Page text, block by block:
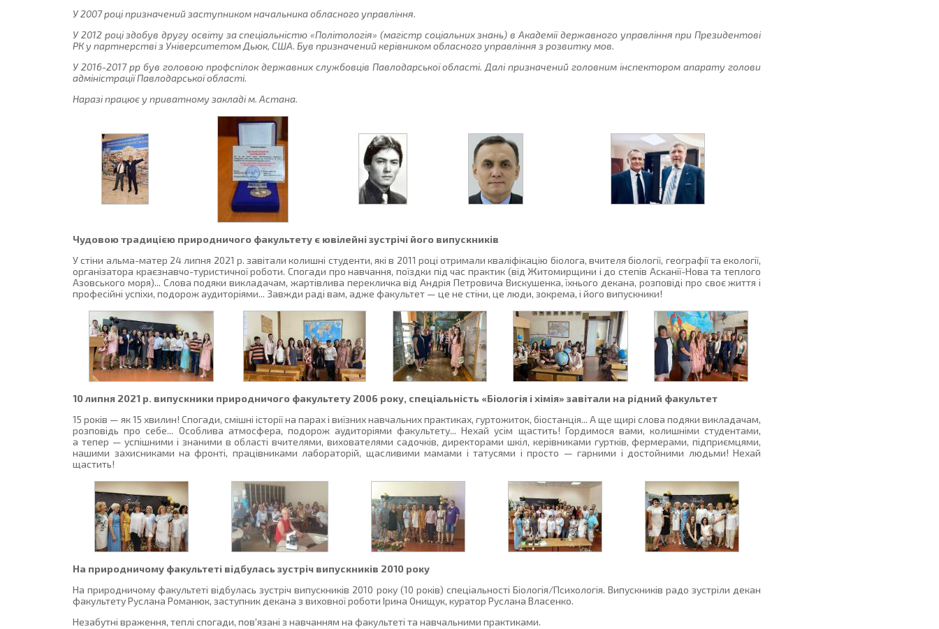
У 2007 році призначений заступником начальника обласного управління.
У 2012 році здобув другу освіту за спеціальністю «Політологія» (магістр соціальних знань) в Академії державного управління при Президентові
РК у партнерстві з Університетом Дьюк, США. Був призначений керівником обласного управління з розвитку мов.
У 2016-2017 рр був головою профспілок державних службовців Павлодарської області. Далі призначений головним інспектором апарату голови
адміністрації Павлодарської області.
Наразі працює у приватному закладі м. Астана.
Чудовою традицією природничого факультету є ювілейні зустрічі його випускників
У стіни альма-матер 24 липня 2021 р. завітали колишні студенти, які в 2011 році отримали кваліфікацію біолога, вчителя біології, географії та екології,
організатора краєзнавчо-туристичної роботи. Спогади про навчання, поїздки під час практик (від Житомирщини і до степів Асканії-Нова та теплого
Азовського моря)... Слова подяки викладачам, жартівлива перекличка від Андрія Петровича Вискушенка, їхнього декана, розповіді про своє життя і
професійні успіхи, подорож аудиторіями... Завжди раді вам, адже факультет — це не стіни, це люди, зокрема, і його випускники!
10 липня 2021 р. випускники природничого факультету 2006 року, спеціальність «Біологія і хімія» завітали на рідний факультет
15 років — як 15 хвилин! Спогади, смішні історії на парах і виїзних навчальних практиках, гуртожиток, біостанція... А ще щирі слова подяки викладачам,
розповідь про себе... Особлива атмосфера, подорож аудиторіями факультету... Нехай усім щастить! Гордимося вами, колишніми студентами,
а тепер — успішними і знаними в області вчителями, вихователями садочків, директорами шкіл, керівниками гуртків, фермерами, підприємцями,
нашими захисниками на фронті, працівниками лабораторій, щасливими мамами і татусями і просто — гарними і достойними людьми! Нехай
щастить!
На природничому факультеті відбулась зустріч випускників 2010 року
На природничому факультеті відбулась зустріч випускників 2010 року (10 років) спеціальності Біологія/Психологія. Випускників радо зустріли декан
факультету Руслана Романюк, заступник декана з виховної роботи Ірина Онищук, куратор Руслана Власенко.
Незабутні враження, теплі спогади, пов'язані з навчанням на факультеті та навчальними практиками.